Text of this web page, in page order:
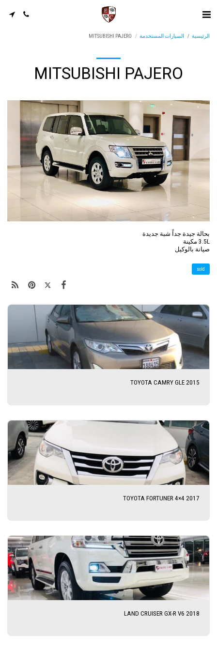
الرئيسية السيارات المستخدمة MITSUBISHI PAJERO
MITSUBISHI PAJERO
بحالة جيدة جداً شبة جديدة
3.5L مكينة
صيانة بالوكيل
sold
TOYOTA CAMRY GLE 2015
TOYOTA FORTUNER 4×4 2017
LAND CRUISER GX-R V6 2018